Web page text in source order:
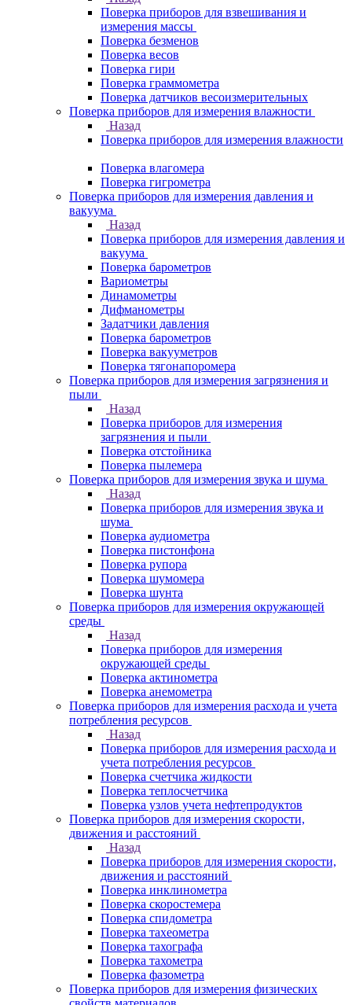
Поверка приборов для взвешивания и
измерения массы
Поверка безменов
Поверка весов
Поверка гири
Поверка граммометра
Поверка датчиков весоизмерительных
Поверка приборов для измерения влажности
Назад
Поверка приборов для измерения влажности
Поверка влагомера
Поверка гигрометра
Поверка приборов для измерения давления и
вакуума
Назад
Поверка приборов для измерения давления и
вакуума
Поверка барометров
Вариометры
Динамометры
Дифманометры
Задатчики давления
Поверка барометров
Поверка вакууметров
Поверка тягонапоромера
Поверка приборов для измерения загрязнения и
пыли
Назад
Поверка приборов для измерения
загрязнения и пыли
Поверка отстойника
Поверка пылемера
Поверка приборов для измерения звука и шума
Назад
Поверка приборов для измерения звука и
шума
Поверка аудиометра
Поверка пистонфона
Поверка рупора
Поверка шумомера
Поверка шунта
Поверка приборов для измерения окружающей
среды
Назад
Поверка приборов для измерения
окружающей среды
Поверка актинометра
Поверка анемометра
Поверка приборов для измерения расхода и учета
потребления ресурсов
Назад
Поверка приборов для измерения расхода и
учета потребления ресурсов
Поверка счетчика жидкости
Поверка теплосчетчика
Поверка узлов учета нефтепродуктов
Поверка приборов для измерения скорости,
движения и расстояний
Назад
Поверка приборов для измерения скорости,
движения и расстояний
Поверка инклинометра
Поверка скоростемера
Поверка спидометра
Поверка тахеометра
Поверка тахографа
Поверка тахометра
Поверка фазометра
Поверка приборов для измерения физических